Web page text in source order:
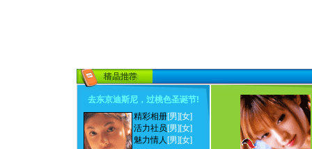
去东京迪斯尼，过桃色圣诞节!
精彩相册[男] [女]
活力社员 [男] [女]
魅力情人 [男] [女]